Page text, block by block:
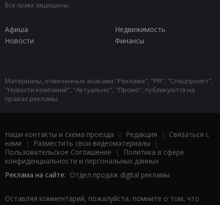
Все права защищены.
Афиша
Недвижимость
Новости
Финансы
Материалы, отмеченные знаками "Реклама", "PR", "Спецпроект",
"Новости компаний", "Актуально", "Промо", публикуются на
правах рекламы.
Наши контакты и схема проезда | Редакция | Связаться с
нами | Разместить свои видеоматериалы |
Пользовательское Соглашение |
Политика в сфере
конфиденциальности и персональных данных
Реклама на сайте: Отдел продаж digital рекламы
Оставляя комментарий, пожалуйста, помните о том, что